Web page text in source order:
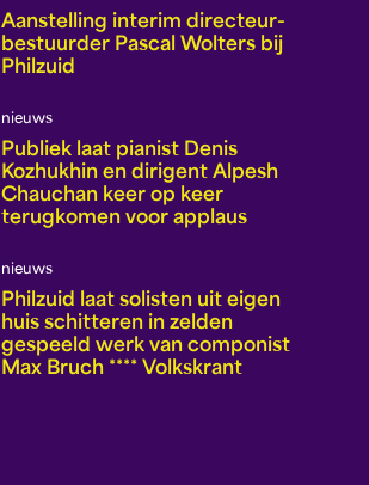
Aanstelling interim directeur-
bestuurder Pascal Wolters bij
Philzuid
nieuws
Publiek laat pianist Denis
Kozhukhin en dirigent Alpesh
Chauchan keer op keer
terugkomen voor applaus
nieuws
Philzuid laat solisten uit eigen
huis schitteren in zelden
gespeeld werk van componist
Max Bruch **** Volkskrant